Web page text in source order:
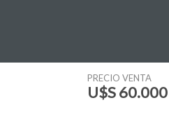
PRECIO VENTA
U$S 60.000